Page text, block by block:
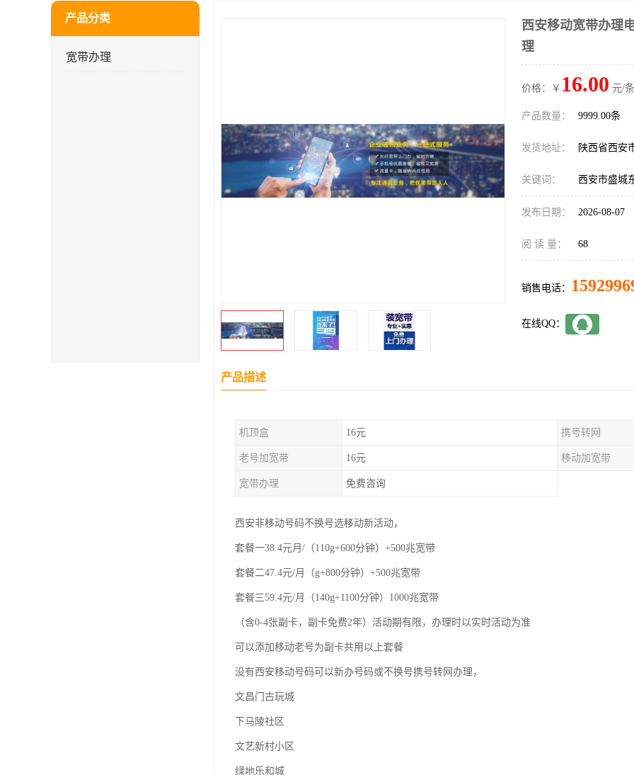
产品分类
宽带办理
西安移动宽带办理
理
价格：￥ 16.00 元/
产品数量： 9999.00条
发货地址： 陕西省西安
关键词： 西安市盛城
发布日期： 2026-08-07
阅 读 量： 68
销售电话：
在线QQ：
产品描述
机顶盒 16元 携号转网
老号加宽带 16元 移动加宽带
宽带办理 免费咨询
西安非移动号码不换号选移动新活动，
套餐一38.4元月/（110g+600分钟）+500兆宽带
套餐二47.4元/月（g+800分钟）+500兆宽带
套餐三59.4元/月（140g+1100分钟）1000兆宽带
（含0-4张副卡，副卡免费2年）活动期有限，办理时以实时活动为准
可以添加移动老号为副卡共用以上套餐
没有西安移动号码可以新办号码或不换号携号转网办理，
文昌门古玩城
下马陵社区
文艺新村小区
绿地乐和城